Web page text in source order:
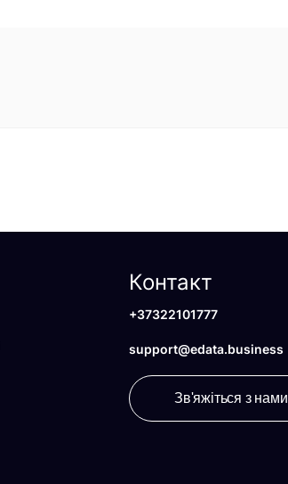
Контакт
+37322101777
support@edata.business
Зв'яжіться з нами